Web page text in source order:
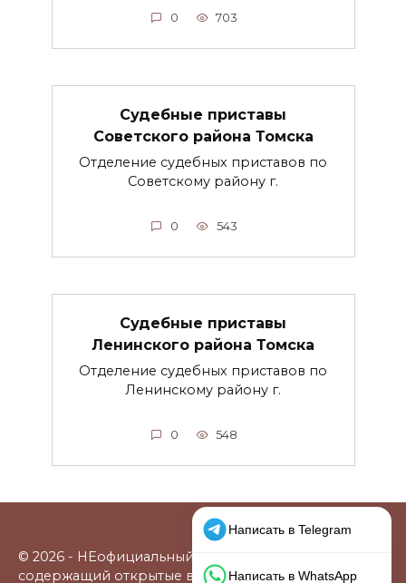
0 703
Судебные приставы
Советского района Томска
Отделение судебных приставов по
Советскому району г.
0 543
Судебные приставы
Ленинского района Томска
Отделение судебных приставов по
Ленинскому району г.
0 548
© 2026 - НЕофициальный информационный сайт,
содержащий открытые выверенные данные о